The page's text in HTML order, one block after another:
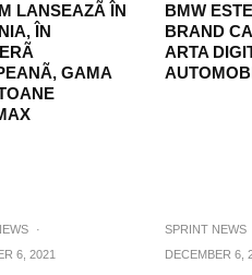
LANSEAZÃ ÎN
ÎN
GAMA
BMW
BRAND
ARTA
·
6, 2021
SPRINT NEWS
DECEMBER 6,